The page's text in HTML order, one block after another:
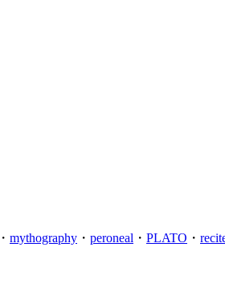
・ mythography ・ peroneal ・ PLATO ・